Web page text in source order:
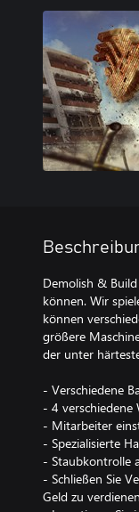
Demolish &
können. Wir
können
größere
der unter
- Verschiedene
- 4
- Mitarbeiter
- Spezialisierte
- Staubkontrolle
- Schließen Sie
Geld zu verdienen